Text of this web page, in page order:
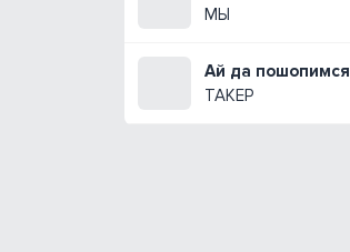
МЫ
Ай да пошопимся
ТАКЕР